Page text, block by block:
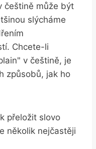
češtině může být
slýcháme
Chcete-li
v češtině, je
způsobů, jak ho
přeložit slovo
několik nejčastěji